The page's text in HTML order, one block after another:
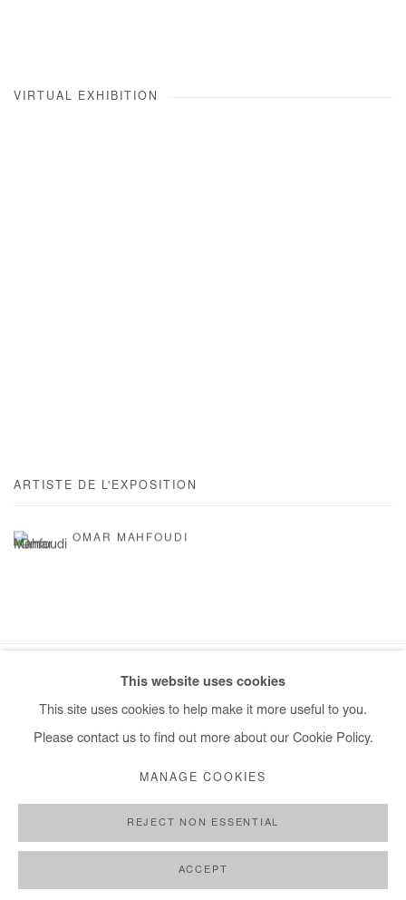
VIRTUAL EXHIBITION
ARTISTE DE L'EXPOSITION
OMAR MAHFOUDI
COPYRIGHT © #2026# AFIKARIS SITE BY ARTLOGIC
This website uses cookies
This site uses cookies to help make it more useful to you.
Please contact us to find out more about our Cookie Policy.
MANAGE COOKIES
REJECT NON ESSENTIAL
ACCEPT